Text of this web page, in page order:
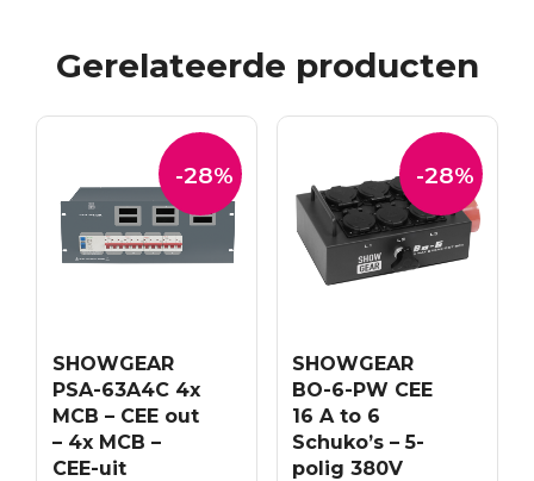
Gerelateerde producten
-28%
SHOWGEAR
PSA-63A4C 4x
MCB – CEE out
– 4x MCB –
CEE-uit
-28%
SHOWGEAR
BO-6-PW CEE
16 A to 6
Schuko’s – 5-
polig 380V